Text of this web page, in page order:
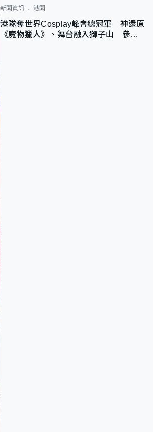
新聞資訊 港聞
港隊奪世界Cosplay峰會總冠軍 神還原
《魔物獵人》、舞台融入獅子山 參賽